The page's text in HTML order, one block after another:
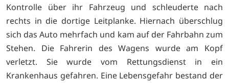
Kontrolle über ihr Fahrzeug und schleuderte nach
rechts in die dortige Leitplanke. Hiernach überschlug
sich das Auto mehrfach und kam auf der Fahrbahn zum
Stehen. Die Fahrerin des Wagens wurde am Kopf
verletzt. Sie wurde vom Rettungsdienst in ein
Krankenhaus gefahren. Eine Lebensgefahr bestand der